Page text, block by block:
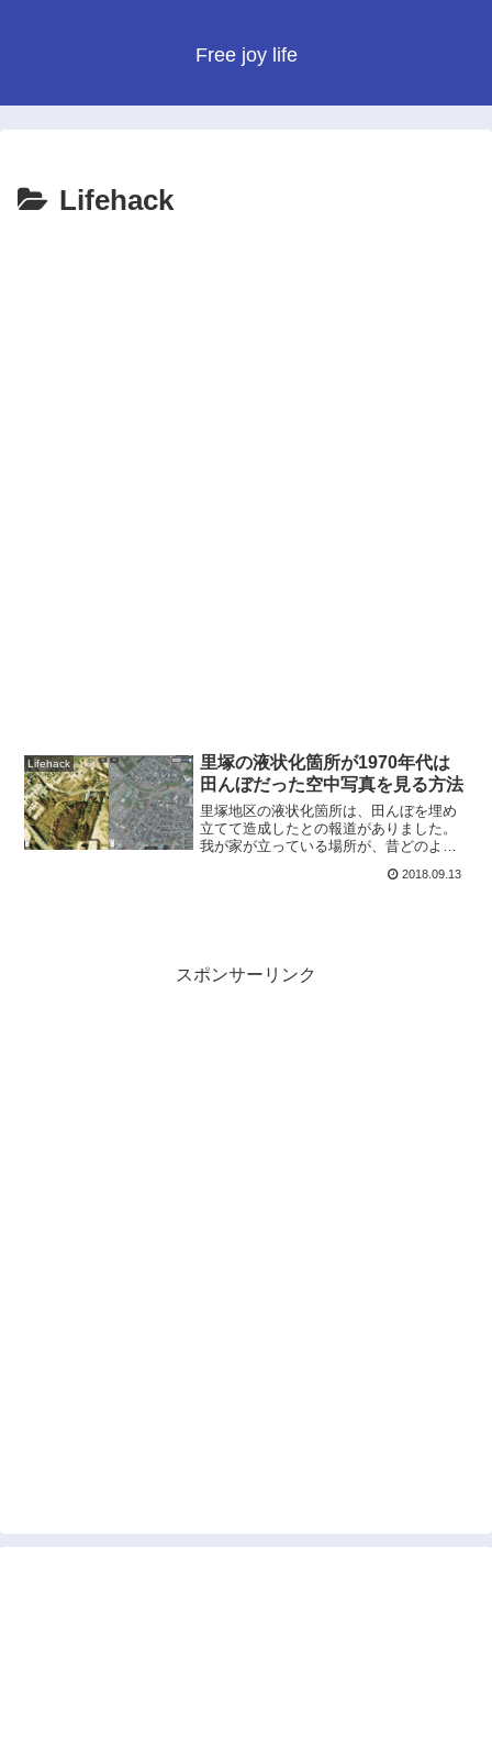
Free joy life
Lifehack
Lifehack
里塚の液状化箇所が1970年代は
田んぼだった空中写真を見る方法
里塚地区の液状化箇所は、田んぼを埋め
立てて造成したとの報道がありました。
我が家が立っている場所が、昔どのよう
思います。地理院地図の2画面機能を使え
2018.09.13
スポンサーリンク